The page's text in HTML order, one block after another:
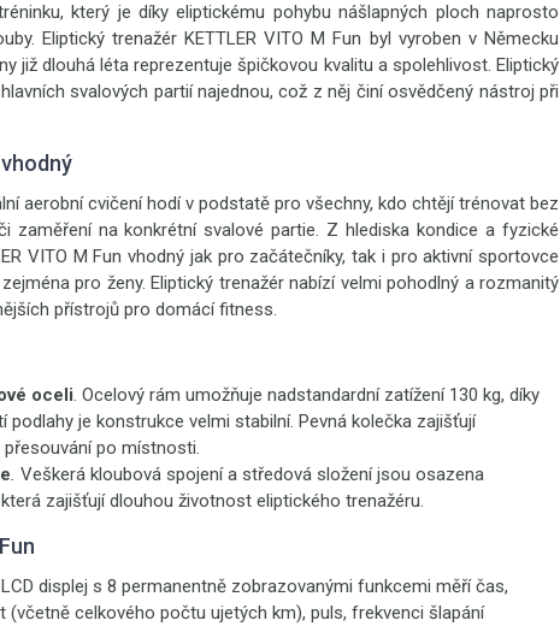
který je díky eliptickému pohybu nášlapných ploch naprosto
Eliptický trenažér KETTLER VITO M Fun byl vyroben v Německu
již dlouhá léta reprezentuje špičkovou kvalitu a spolehlivost. Eliptický
svalových partií najednou, což z něj činí osvědčený nástroj při
aerobní cvičení hodí v podstatě pro všechny, kdo chtějí trénovat bez
zaměření na konkrétní svalové partie. Z hlediska kondice a fyzické
VITO M Fun vhodný jak pro začátečníky, tak i pro aktivní sportovce
pro ženy. Eliptický trenažér nabízí velmi pohodlný a rozmanitý
přístrojů pro domácí fitness.
oceli. Ocelový rám umožňuje nadstandardní zatížení 130 kg, díky
podlahy je konstrukce velmi stabilní. Pevná kolečka zajišťují
po místnosti.
. Veškerá kloubová spojení a středová složení jsou osazena
zajišťují dlouhou životnost eliptického trenažéru.
displej s 8 permanentně zobrazovanými funkcemi měří čas,
celkového počtu ujetých km), puls, frekvenci šlapání